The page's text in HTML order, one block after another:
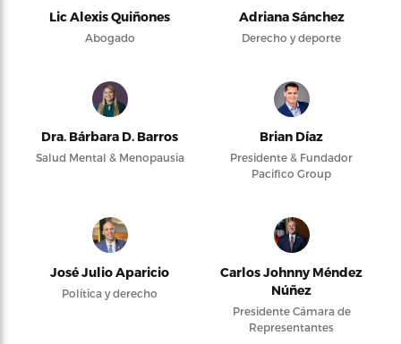
Lic Alexis Quiñones
Abogado
Adriana Sánchez
Derecho y deporte
Dra. Bárbara D. Barros
Salud Mental & Menopausia
Brian Díaz
Presidente & Fundador
Pacifico Group
José Julio Aparicio
Política y derecho
Carlos Johnny Méndez
Núñez
Presidente Cámara de
Representantes